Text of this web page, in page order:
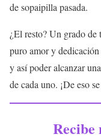
de sopaipilla pasada.
¿El resto? Un grado de
puro amor y
y así poder alcanzar
de cada uno. ¡De eso
Recibe